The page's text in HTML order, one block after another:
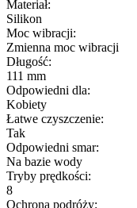
Materiał:
Silikon
Moc wibracji:
Zmienna moc wibracji
Długość:
111 mm
Odpowiedni dla:
Kobiety
Łatwe czyszczenie:
Tak
Odpowiedni smar:
Na bazie wody
Tryby prędkości:
8
Ochrona podróży: